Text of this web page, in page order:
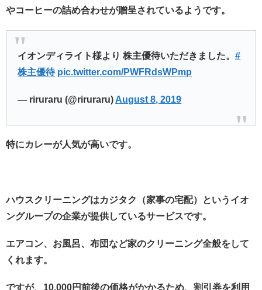
やコーヒーの詰め合わせが贈呈されているようです。
イオンディライト様より 株主優待いただきました。#
株主優待 pic.twitter.com/PWFRdsWPmp
— riruraru (@riruraru) August 8, 2019
特にカレーが人気が高いです。
ハウスクリーニングはカジタク（家事の宅配）というイオ
ングループの企業が提供しているサービスです。
エアコン、お風呂、布団など家のクリーニング全般をして
くれます。
ですが、10,000円前後の価格がかかるため、割引券を利用